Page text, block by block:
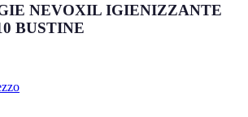
NEVOXIL IGIENIZZANTE
BUSTINE